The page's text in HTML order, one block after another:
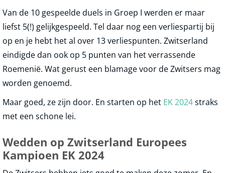
Van de 10 gespeelde duels in Groep I werden er maar
liefst 5(!) gelijkgespeeld. Tel daar nog een verliespartij bij
op en je hebt het al over 13 verliespunten. Zwitserland
eindigde dan ook op 5 punten van het verrassende
Roemenië. Wat gerust een blamage voor de Zwitsers mag
worden genoemd.
Maar goed, ze zijn door. En starten op het EK 2024straks
met een schone lei.
Wedden op Zwitserland Europees
Kampioen EK 2024